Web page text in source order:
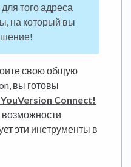
того адреса
на который вы
свою общую
вы готовы
Connect!
эти инструменты в